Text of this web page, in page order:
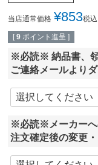
当店通常価格 ¥853税込
[ 9 ポイント進呈 ]
※必読※ 納品書、
ご連絡メールより
※必読※メーカーへ
注文確定後の変更